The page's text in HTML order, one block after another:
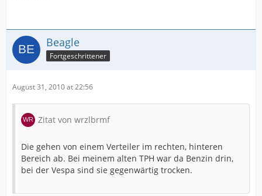
Beagle
Fortgeschrittener
August 31, 2010 at 22:56
Zitat von wrzlbrmf
Die gehen von einem Verteiler im rechten, hinteren
Bereich ab. Bei meinem alten TPH war da Benzin drin,
bei der Vespa sind sie gegenwärtig trocken.